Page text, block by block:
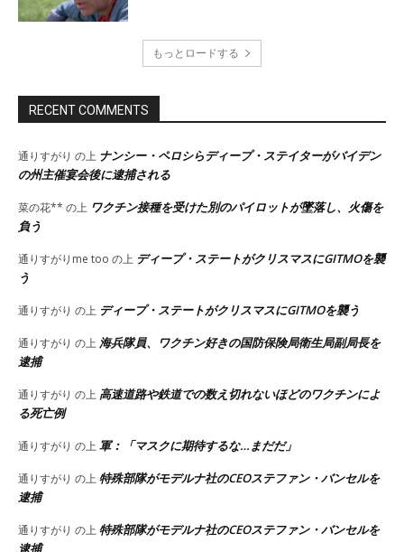
もっとロードする
RECENT COMMENTS
通りすがり の上 ナンシー・ペロシらディープ・ステイターがバイデン
の州主催宴会後に逮捕される
菜の花** の上 ワクチン接種を受けた別のパイロットが墜落し、火傷を
負う
通りすがりme too の上 ディープ・ステートがクリスマスにGITMOを襲
う
通りすがり の上 ディープ・ステートがクリスマスにGITMOを襲う
通りすがり の上 海兵隊員、ワクチン好きの国防保険局衛生局副局長を
逮捕
通りすがり の上 高速道路や鉄道での数え切れないほどのワクチンによ
る死亡例
通りすがり の上 軍：「マスクに期待するな…まだだ」
通りすがり の上 特殊部隊がモデルナ社のCEOステファン・バンセルを
逮捕
通りすがり の上 特殊部隊がモデルナ社のCEOステファン・バンセルを
逮捕